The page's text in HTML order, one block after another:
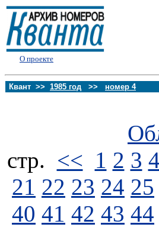
О проекте
Квант >> 1985 год >> номер 4
стp. << 1 2 3 4
21 22 23 24 25
40 41 42 43 44